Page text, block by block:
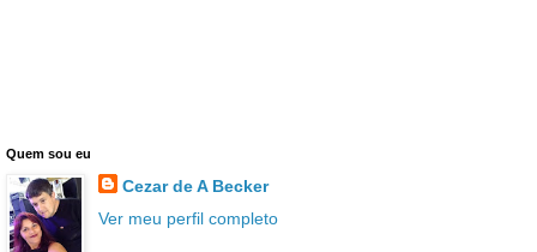
Quem sou eu
Cezar de A Becker
Ver meu perfil completo